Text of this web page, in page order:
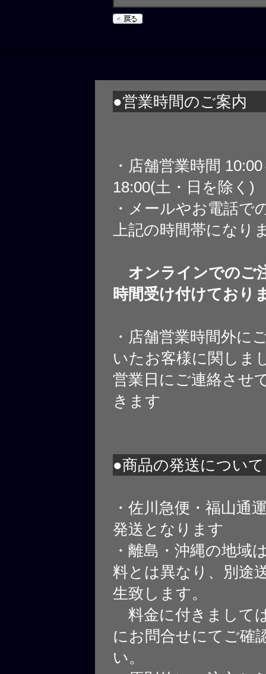
●営業時間のご案内
・店舗営業時間
18:00(土・日を除く)
・メールやお電話で
上記の時間帯になり
オンラインでのご
時間受け付けており
・店舗営業時間外に
いたお客様に関しま
営業日にご連絡させ
きます
●商品の発送について
・佐川急便・福山通
発送となります
・離島・沖縄の地域
料とは異なり、別途
生致します。
料金に付きまして
にお問合せにてご確
い。